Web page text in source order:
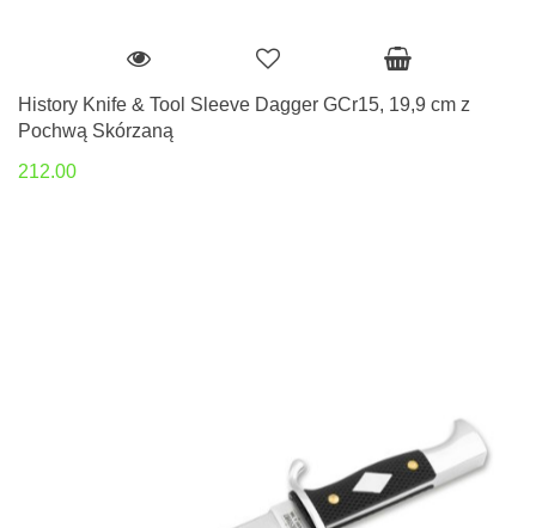
History Knife & Tool Sleeve Dagger GCr15, 19,9 cm z
Pochwą Skórzaną
212.00